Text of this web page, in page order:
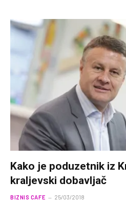
Kako je poduzetnik iz
kraljevski dobavljač
BIZNIS CAFE 25/03/2018